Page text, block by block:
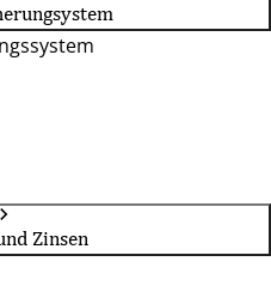
Zinsen